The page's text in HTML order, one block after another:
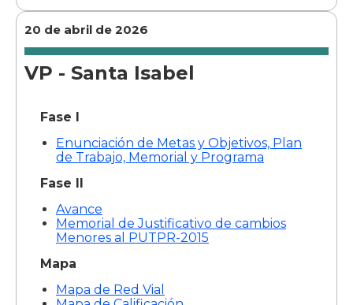
20 de abril de 2026
VP - Santa Isabel
Fase I
Enunciación de Metas y Objetivos, Plan
de Trabajo, Memorial y Programa
Fase II
Avance
Memorial de Justificativo de cambios
Menores al PUTPR-2015
Mapa
Mapa de Red Vial